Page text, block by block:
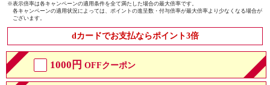
※表示倍率は各キャンペーンの適用条件を全て満たした場合の最大倍率です。
各キャンペーンの適用状況によっては、ポイントの進呈数・付与倍率が最大倍率より少なくなる場合が
ございます。
dカードでお支払ならポイント3倍
1000円 OFFクーポン